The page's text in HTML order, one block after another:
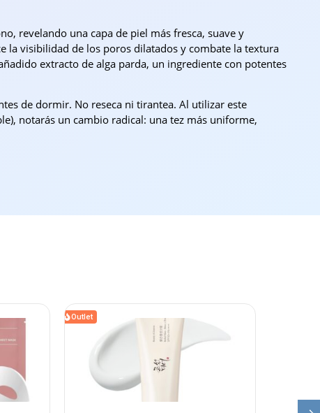
revelando una capa de piel más fresca, suave y
la visibilidad de los poros dilatados y combate la textura
extracto de alga parda, un ingrediente con potentes
de dormir. No reseca ni tirantea. Al utilizar este
notarás un cambio radical: una tez más uniforme,
Outlet